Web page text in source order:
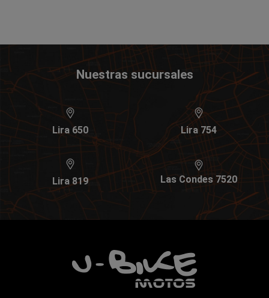
Nuestras sucursales
Lira 650 Lira 754
Lira 819 Las Condes 7520